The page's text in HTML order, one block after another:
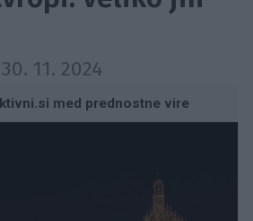
30. 11. 2024
med prednostne vire